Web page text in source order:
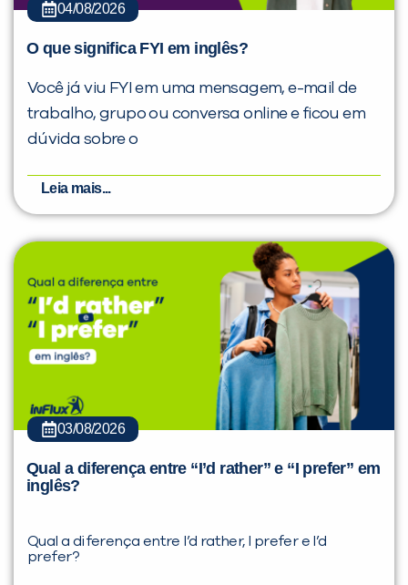
04/08/2026
O que significa FYI em inglês?
Você já viu FYI em uma mensagem, e-mail de
trabalho, grupo ou conversa online e ficou em
dúvida sobre o
Leia mais...
03/08/2026
Qual a diferença entre “I’d rather” e “I prefer” em
inglês?
Qual a diferença entre I’d rather, I prefer e I’d
prefer?